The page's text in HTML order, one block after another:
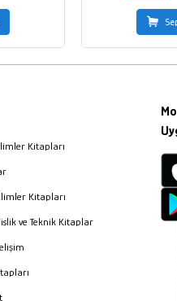
Kitapları
Kitapları
ve Teknik Kitaplar